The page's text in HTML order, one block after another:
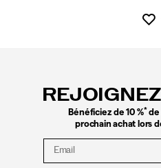
Bénéficiez de 10 %*de
prochain achat lors